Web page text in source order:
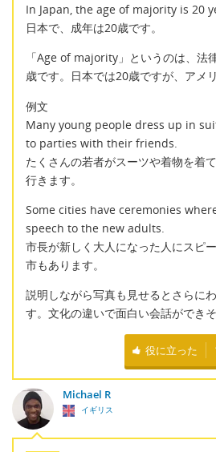
In Japan, the age of majority is 20
日本で、成年は20歳です。
「Age of majority」というのは、法
歳です。日本では20歳ですが、アメ
例文
Many young people dress up in
to parties with their friends.
たくさんの若者がスーツや着物を着
行きます。
Some cities have ceremonies
speech to the new adults.
市長が新しく大人になった人にスピ
市もあります。
説明しながら写真も見せるとさらに
す。文化の違いで面白い会話ができそ
役に立った
Michael R
イギリス